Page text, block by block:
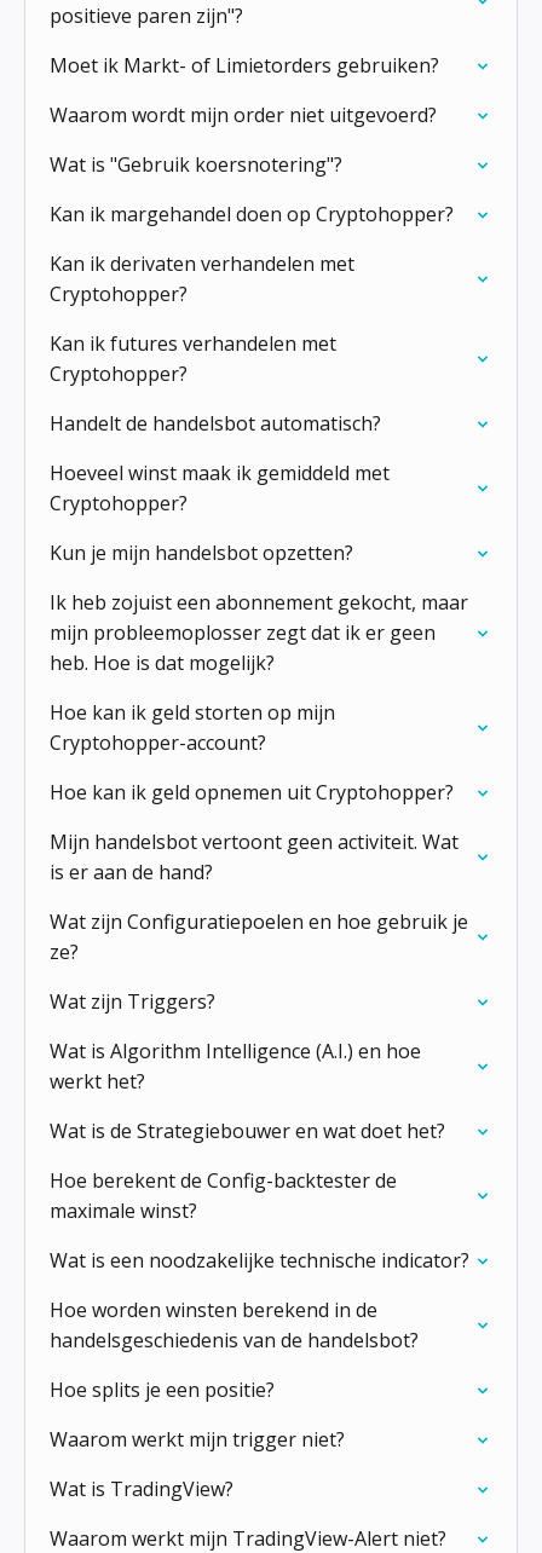
positieve paren zijn"?
Moet ik Markt- of Limietorders gebruiken?
Waarom wordt mijn order niet uitgevoerd?
Wat is "Gebruik koersnotering"?
Kan ik margehandel doen op Cryptohopper?
Kan ik derivaten verhandelen met
Cryptohopper?
Kan ik futures verhandelen met
Cryptohopper?
Handelt de handelsbot automatisch?
Hoeveel winst maak ik gemiddeld met
Cryptohopper?
Kun je mijn handelsbot opzetten?
Ik heb zojuist een abonnement gekocht, maar
mijn probleemoplosser zegt dat ik er geen
heb. Hoe is dat mogelijk?
Hoe kan ik geld storten op mijn
Cryptohopper-account?
Hoe kan ik geld opnemen uit Cryptohopper?
Mijn handelsbot vertoont geen activiteit. Wat
is er aan de hand?
Wat zijn Configuratiepoelen en hoe gebruik je
ze?
Wat zijn Triggers?
Wat is Algorithm Intelligence (A.I.) en hoe
werkt het?
Wat is de Strategiebouwer en wat doet het?
Hoe berekent de Config-backtester de
maximale winst?
Wat is een noodzakelijke technische indicator?
Hoe worden winsten berekend in de
handelsgeschiedenis van de handelsbot?
Hoe splits je een positie?
Waarom werkt mijn trigger niet?
Wat is TradingView?
Waarom werkt mijn TradingView-Alert niet?